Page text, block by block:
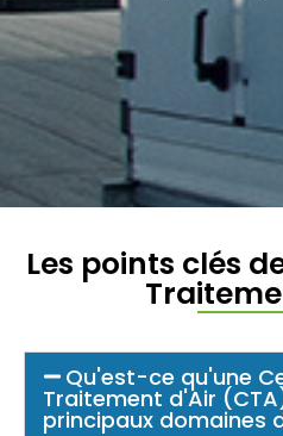
Les points clés
Qu'est-ce qu'une
Traitement d'Air
principaux domaines